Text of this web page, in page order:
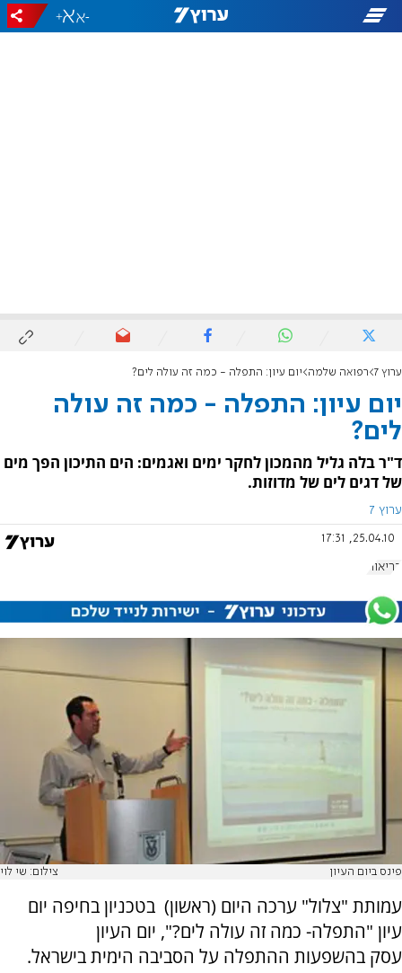
-
+
ערוץ 7 רפואה שלמה יום עיון: התפלה - כמה זה עולה לים?
יום עיון: התפלה - כמה זה עולה
לים?
ד"ר בלה גליל מהמכון לחקר ימים ואגמים: הים התיכון הפך מים
של דגים לים של מדוזות.
ערוץ 7
25.04.10, 17:31
בריאות
פינס ביום העיון צילום: שי לוי
עמותת "צלול" ערכה היום (ראשון) בטכניון בחיפה יום
עיון "התפלה- כמה זה עולה לים?", יום העיון
עסק בהשפעות ההתפלה על הסביבה הימית בישראל.